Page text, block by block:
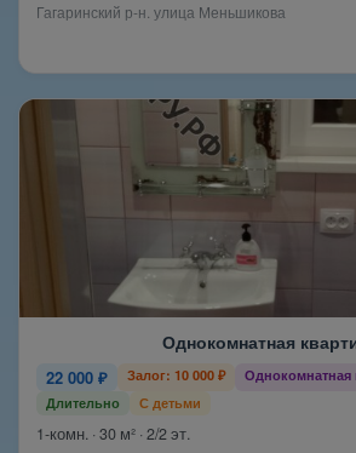
Гагаринский р-н. улица Меньшикова
Однокомнатная
22 000 ₽ Залог: 10 000 ₽
Однокомнатная
Длительно
С детьми
1-комн. · 30 м² · 2/2 эт.